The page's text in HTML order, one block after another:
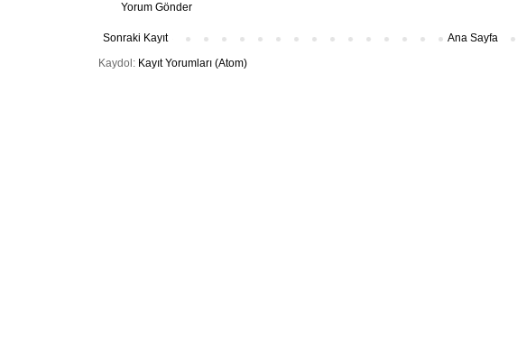
Yorum Gönder
Sonraki Kayıt
Ana Sayfa
Kaydol: Kayıt Yorumları (Atom)